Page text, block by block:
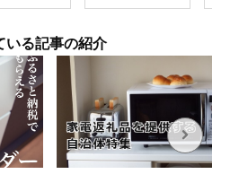
ビート－』・
子育て 教育 教材 勉強
ング
いる記事の紹介